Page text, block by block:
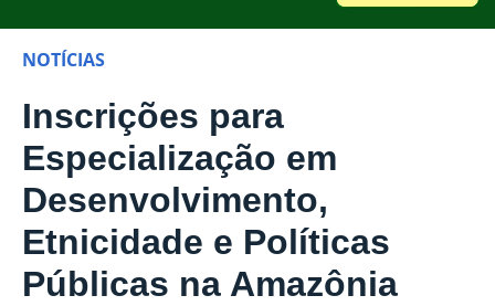
NOTÍCIAS
Inscrições para
Especialização em
Desenvolvimento,
Etnicidade e Políticas
Públicas na Amazônia